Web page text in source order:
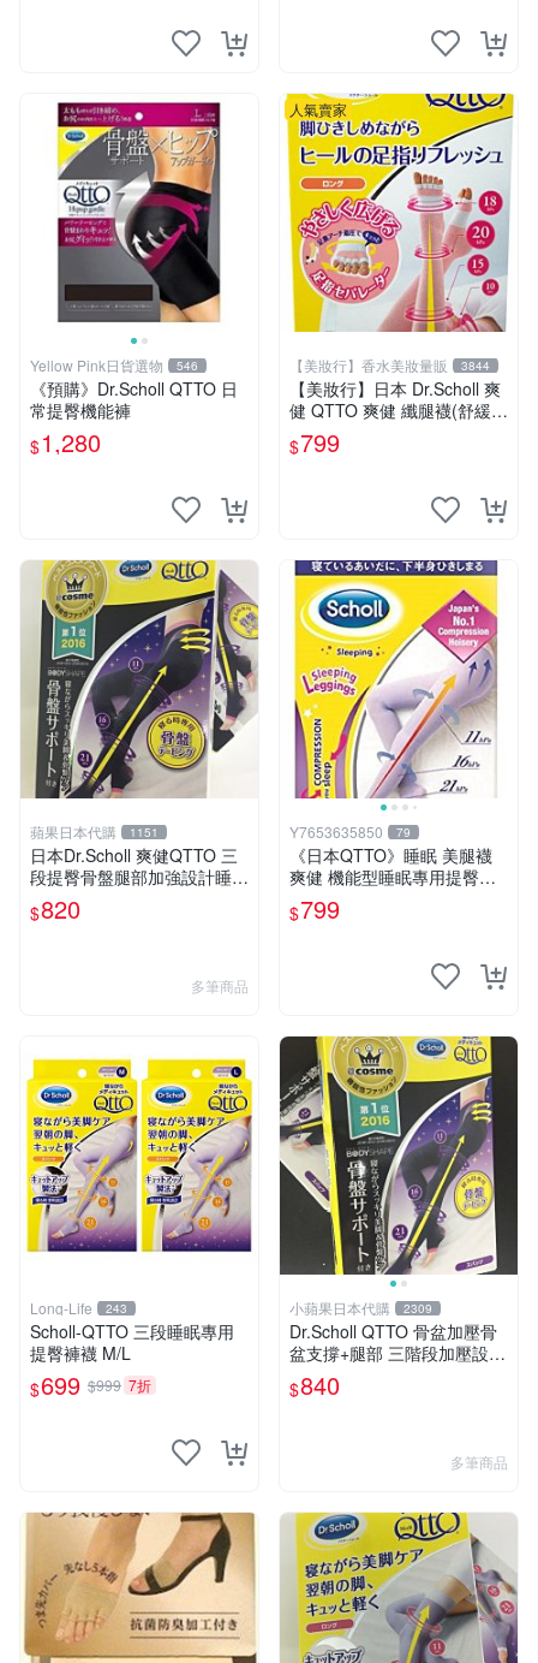
Yellow Pink日貨選物 546
《預購》Dr.Scholl QTTO 日
常提臀機能褲
$1,280
人氣賣家
【美妝行】香水美妝量販 3844
【美妝行】日本 Dr.Scholl 爽
健 QTTO 爽健 纖腿襪(舒緩足
指疲勞專用)M/L
$799
蘋果日本代購 1151
日本Dr.Scholl 爽健QTTO 三
段提臀骨盤腿部加強設計睡眠
專用機能美臀美腿襪
$820
多筆商品
Y7653635850 79
《日本QTTO》睡眠 美腿襪
爽健 機能型睡眠專用提臀褲
襪 Dr. Scholl otani_a
$799
Long-Life 243
Scholl-QTTO 三段睡眠專用
提臀褲襪 M/L
$699 $999 7折
小蘋果日本代購 2309
Dr.Scholl QTTO 骨盆加壓骨
盆支撐+腿部 三階段加壓設計
美臀 彈性 睡眠
$840
多筆商品